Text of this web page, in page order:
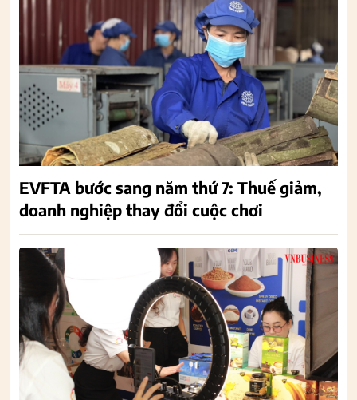
EVFTA bước sang năm thứ 7: Thuế giảm,
doanh nghiệp thay đổi cuộc chơi